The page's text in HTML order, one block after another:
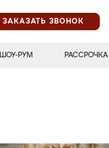
ЗАКАЗАТЬ ЗВОНОК
ШОУ-РУМ РАССРОЧКА